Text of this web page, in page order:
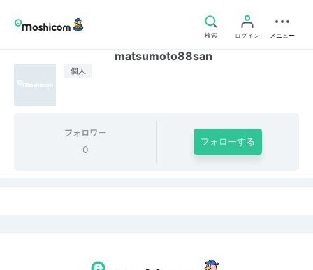
検索 ログイン メニュー
個人
matsumoto88san
フォロワー
0
フォローする